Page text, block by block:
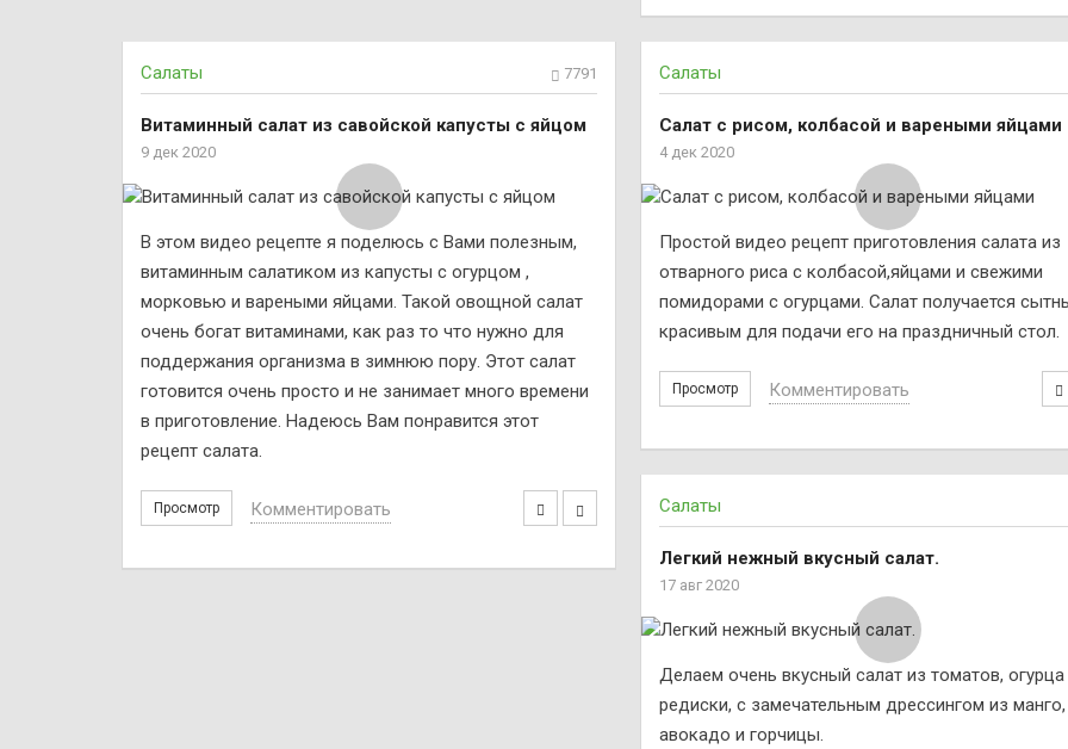
Салаты 7791
Витаминный салат из савойской капусты с яйцом
9 дек 2020
В этом видео рецепте я поделюсь с Вами полезным,
витаминным салатиком из капусты с огурцом ,
морковью и вареными яйцами. Такой овощной салат
очень богат витаминами, как раз то что нужно для
поддержания организма в зимнюю пору. Этот салат
готовится очень просто и не занимает много времени
в приготовление. Надеюсь Вам понравится этот
рецепт салата.
Просмотр Комментировать
Салаты
Салат с рисом, колбасой и вареными яйцами
4 дек 2020
Простой видео рецепт приготовления салата из
отварного риса с колбасой,яйцами и свежими
помидорами с огурцами. Салат получается
красивым для подачи его на праздничный стол.
Просмотр Комментировать
Салаты
Легкий нежный вкусный салат.
17 авг 2020
Делаем очень вкусный салат из томатов, огурца
редиски, с замечательным дрессингом из манго,
авокадо и горчицы.